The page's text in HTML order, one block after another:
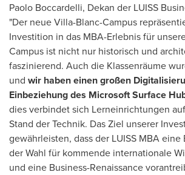
Paolo Boccardelli, Dekan der LUISS
"Der neue Villa-Blanc-Campus
Investition in das MBA-Erlebnis für
Campus ist nicht nur historisch und
faszinierend. Auch die Klassenräume
und wir haben einen großen
Einbeziehung des Microsoft Surface
dies verbindet sich Lerneinrichtungen
Stand der Technik. Das Ziel unserer
gewährleisten, dass der LUISS MBA eine
der Wahl für kommende internationale
und eine Business-Renaissance